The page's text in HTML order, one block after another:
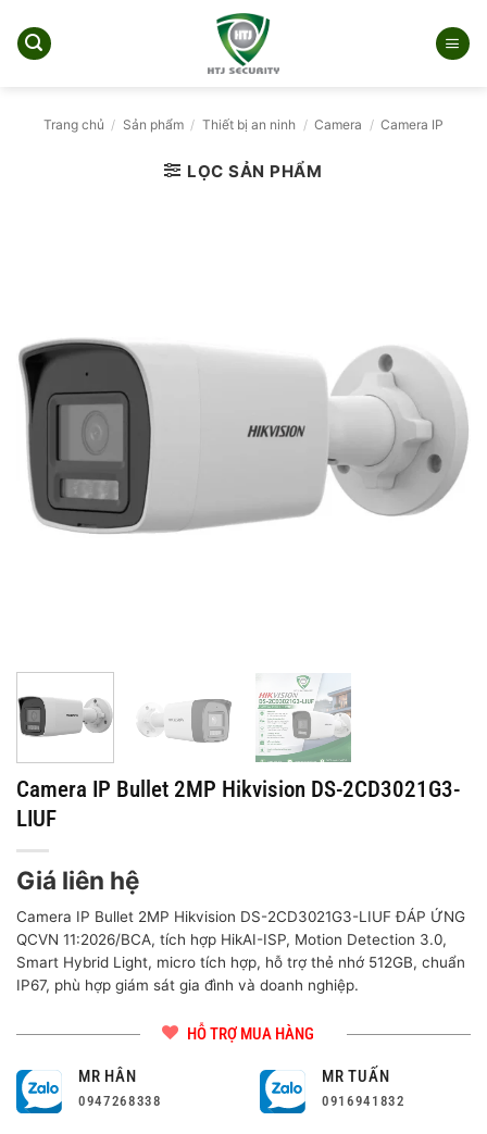
qua
Trang chủ / Sản phẩm / Thiết bị an ninh / Camera / Camera IP
LỌC SẢN PHẨM
Camera IP Bullet 2MP Hikvision DS-2CD3021G3-
LIUF
Giá liên hệ
Camera IP Bullet 2MP Hikvision DS-2CD3021G3-LIUF ĐÁP ỨNG
QCVN 11:2026/BCA, tích hợp HikAI-ISP, Motion Detection 3.0,
Smart Hybrid Light, micro tích hợp, hỗ trợ thẻ nhớ 512GB, chuẩn
IP67, phù hợp giám sát gia đình và doanh nghiệp.
HỖ TRỢ MUA HÀNG
MR HÂN
0947268338
MR TUẤN
0916941832